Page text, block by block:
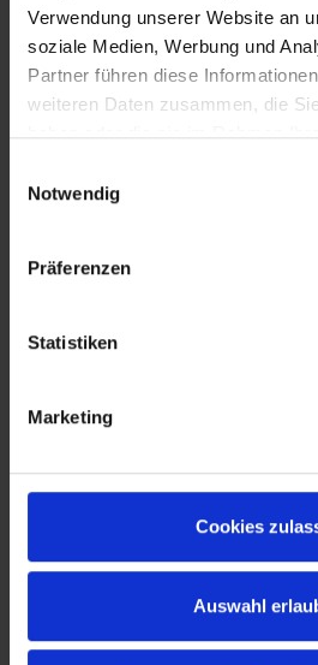
Verwendung unserer Website an
soziale Medien, Werbung und
Partner führen diese
weiteren Daten zusammen, die
haben oder die sie im Rahmen
Notwendig
Präferenzen
Statistiken
Marketing
Cookies
Auswahl